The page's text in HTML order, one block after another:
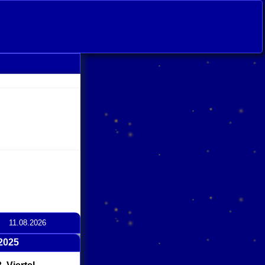
11.08.2026
to